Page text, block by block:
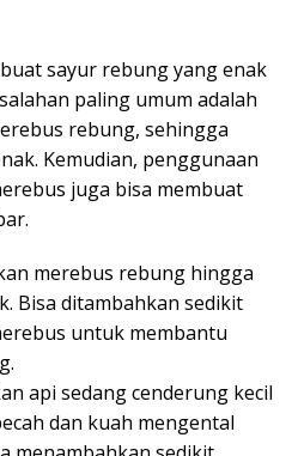
sayur rebung yang enak
paling umum adalah
rebung, sehingga
Kemudian, penggunaan
juga bisa membuat
merebus rebung hingga
Bisa ditambahkan sedikit
untuk membantu
api sedang cenderung kecil
dan kuah mengental